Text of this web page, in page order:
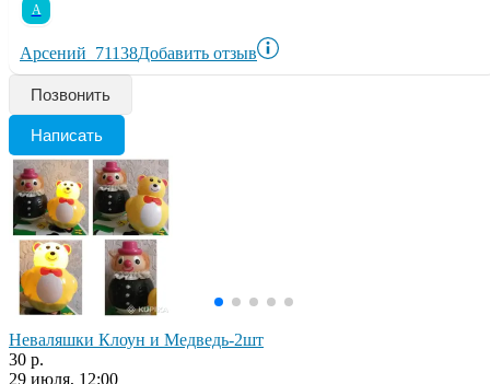
А
Арсений_71138Добавить отзыв
Позвонить
Написать
Неваляшки Клоун и Медведь-2шт
30 р.
29 июля, 12:00